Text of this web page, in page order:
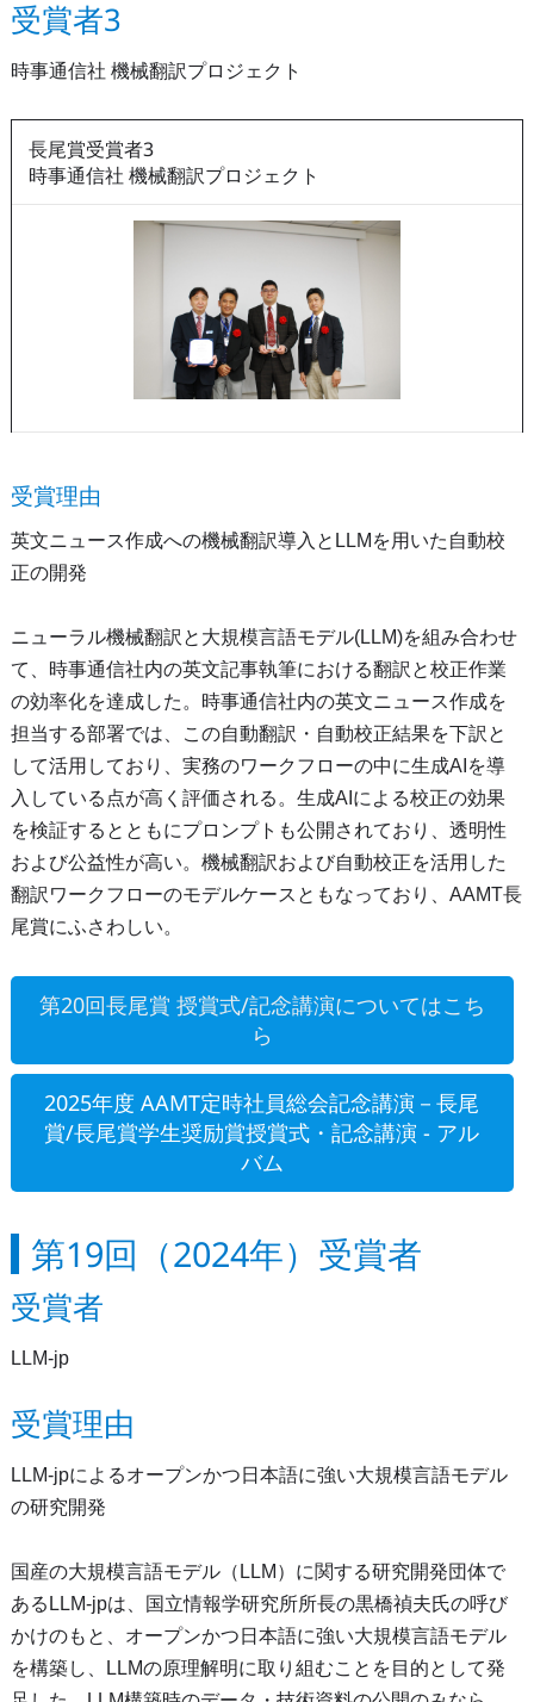
受賞者3
時事通信社 機械翻訳プロジェクト
長尾賞受賞者3
時事通信社 機械翻訳プロジェクト
受賞理由
英文ニュース作成への機械翻訳導入とLLMを用いた自動校
正の開発
ニューラル機械翻訳と大規模言語モデル(LLM)を組み合わせ
て、時事通信社内の英文記事執筆における翻訳と校正作業
の効率化を達成した。時事通信社内の英文ニュース作成を
担当する部署では、この自動翻訳・自動校正結果を下訳と
して活用しており、実務のワークフローの中に生成AIを導
入している点が高く評価される。生成AIによる校正の効果
を検証するとともにプロンプトも公開されており、透明性
および公益性が高い。機械翻訳および自動校正を活用した
翻訳ワークフローのモデルケースともなっており、AAMT長
尾賞にふさわしい。
第20回長尾賞 授賞式/記念講演についてはこち
ら
2025年度 AAMT定時社員総会記念講演－長尾
賞/長尾賞学生奨励賞授賞式・記念講演 - アル
バム
第19回（2024年）受賞者
受賞者
LLM-jp
受賞理由
LLM-jpによるオープンかつ日本語に強い大規模言語モデル
の研究開発
国産の大規模言語モデル（LLM）に関する研究開発団体で
あるLLM-jpは、国立情報学研究所所長の黒橋禎夫氏の呼び
かけのもと、オープンかつ日本語に強い大規模言語モデル
を構築し、LLMの原理解明に取り組むことを目的として発